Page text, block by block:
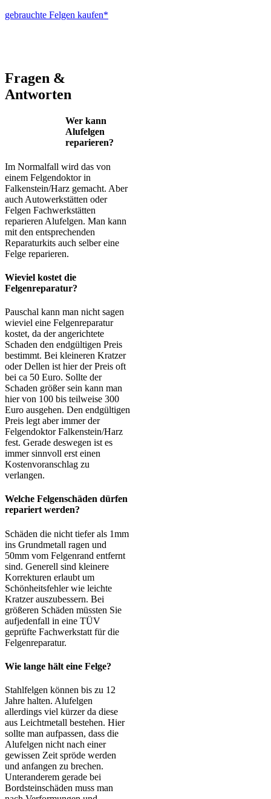
gebrauchte Felgen kaufen*
Fragen &
Antworten
Wer kann
Alufelgen
reparieren?
Im Normalfall wird das von
einem Felgendoktor in
Falkenstein/Harz gemacht. Aber
auch Autowerkstätten oder
Felgen Fachwerkstätten
reparieren Alufelgen. Man kann
mit den entsprechenden
Reparaturkits auch selber eine
Felge reparieren.
Wieviel kostet die
Felgenreparatur?
Pauschal kann man nicht sagen
wieviel eine Felgenreparatur
kostet, da der angerichtete
Schaden den endgültigen Preis
bestimmt. Bei kleineren Kratzer
oder Dellen ist hier der Preis oft
bei ca 50 Euro. Sollte der
Schaden größer sein kann man
hier von 100 bis teilweise 300
Euro ausgehen. Den endgültigen
Preis legt aber immer der
Felgendoktor Falkenstein/Harz
fest. Gerade deswegen ist es
immer sinnvoll erst einen
Kostenvoranschlag zu
verlangen.
Welche Felgenschäden dürfen
repariert werden?
Schäden die nicht tiefer als 1mm
ins Grundmetall ragen und
50mm vom Felgenrand entfernt
sind. Generell sind kleinere
Korrekturen erlaubt um
Schönheitsfehler wie leichte
Kratzer auszubessern. Bei
größeren Schäden müssten Sie
aufjedenfall in eine TÜV
geprüfte Fachwerkstatt für die
Felgenreparatur.
Wie lange hält eine Felge?
Stahlfelgen können bis zu 12
Jahre halten. Alufelgen
allerdings viel kürzer da diese
aus Leichtmetall bestehen. Hier
sollte man aufpassen, dass die
Alufelgen nicht nach einer
gewissen Zeit spröde werden
und anfangen zu brechen.
Unteranderem gerade bei
Bordsteinschäden muss man